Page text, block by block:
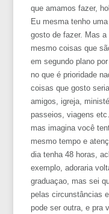
que amamos fazer,
Eu mesma tenho
gosto de fazer. Mas a
mesmo coisas que
em segundo plano
no que é prioridade
coisas que gosto
amigos, igreja,
passeios, viagens
mas imagina você
mesmo tempo e
dia tenha 48 horas,
exemplo, adoraria
graduaçao, mas sei
pelas circunstâncias
pode ser outra, e pra